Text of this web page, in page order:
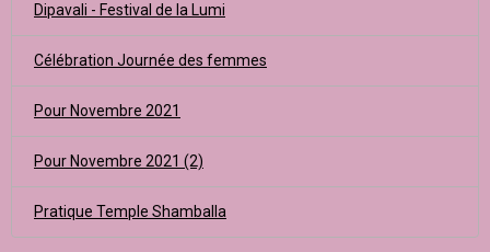
Dipavali - Festival de la Lumi
Célébration Journée des femmes
Pour Novembre 2021
Pour Novembre 2021 (2)
Pratique Temple Shamballa